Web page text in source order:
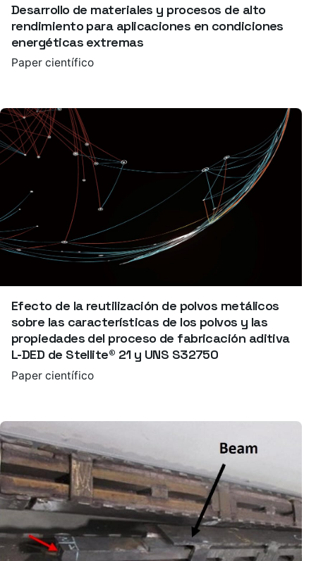
Desarrollo de materiales y procesos de alto
rendimiento para aplicaciones en condiciones
energéticas extremas
Paper científico
Efecto de la reutilización de polvos metálicos
sobre las características de los polvos y las
propiedades del proceso de fabricación aditiva
L-DED de Stellite® 21 y UNS S32750
Paper científico